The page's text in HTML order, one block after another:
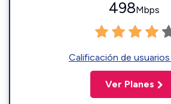
498Mbps
Calificación de
Ver Planes